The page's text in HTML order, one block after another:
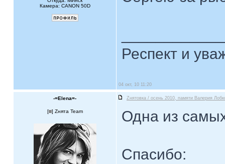
Камера: CANON 50D
Респект и
04 окт, 10 11:20
-=Elena=- Zнятовка / осень 2010, памяти Валерия
[ ] Zнята Team Одна из
Спасибо: